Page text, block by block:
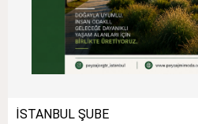
İSTANBUL ŞUBE